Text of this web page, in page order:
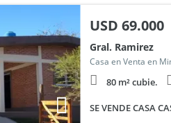
USD 69.000
Gral. Ramirez
Casa en Venta en
80 m² cubie.
SE VENDE CASA